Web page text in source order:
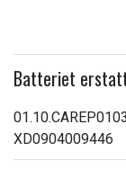
Batteriet
01.10.CAREP0103
XD0904009446